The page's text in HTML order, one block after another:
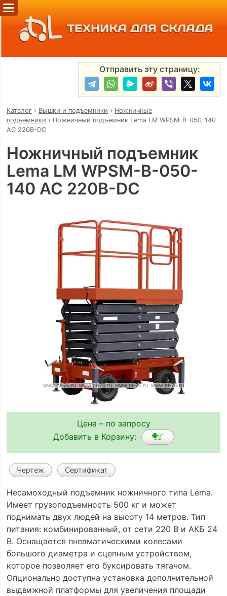
ТЕХНИКА ДЛЯ СКЛАДА
Отправить эту страницу:
Каталог› Вышки и подъемники › Ножничные
подъемники › Ножничный подъемник Lema LM WPSM-B-050-140
AC 220В-DC
Ножничный подъемник
Lema LM WPSM-B-050-
140 AC 220В-DC
Цена – по запросу
Добавить в Корзину:
Чертеж Сертификат
Несамоходный подъемник ножничного типа Lema.
Имеет грузоподъемность 500 кг и может
поднимать двух людей на высоту 14 метров. Тип
питания: комбинированный, от сети 220 В и АКБ 24
В. Оснащается пневматическими колесами
большого диаметра и сцепным устройством,
которое позволяет его буксировать тягачом.
Опционально доступна установка дополнительной
выдвижной платформы для увеличения площади